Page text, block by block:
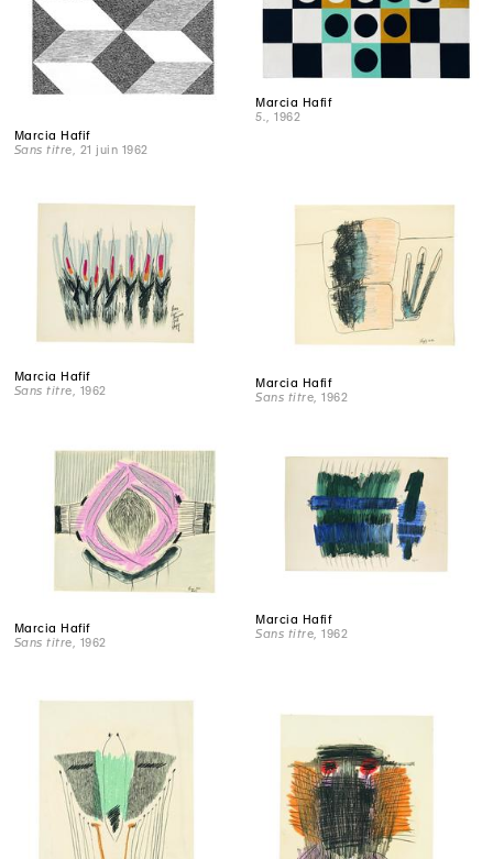
Marcia Hafif
Sans titre , 21 juin 1962
Marcia Hafif
5.
, 1962
Marcia Hafif
Sans titre , 1962
Marcia Hafif
Sans titre , 1962
Marcia Hafif
Sans titre , 1962
Marcia Hafif
Sans titre, 1962